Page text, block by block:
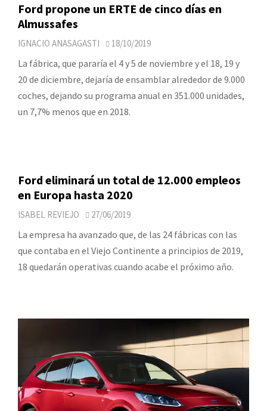
Ford propone un ERTE de cinco días en
Almussafes
IGNACIO ANASAGASTI 18/10/2019
La fábrica, que pararía el 4 y 5 de noviembre y el 18, 19 y
20 de diciembre, dejaría de ensamblar alrededor de 9.000
coches, dejando su programa anual en 351.000 unidades,
un 7,7% menos que en 2018.
Ford eliminará un total de 12.000 empleos
en Europa hasta 2020
ISABEL REVIEJO 27/06/2019
La empresa ha avanzado que, de las 24 fábricas con las
que contaba en el Viejo Continente a principios de 2019,
18 quedarán operativas cuando acabe el próximo año.